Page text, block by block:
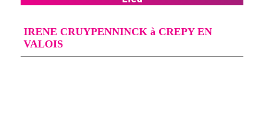
IRENE CRUYPENNINCK à CREPY EN
VALOIS